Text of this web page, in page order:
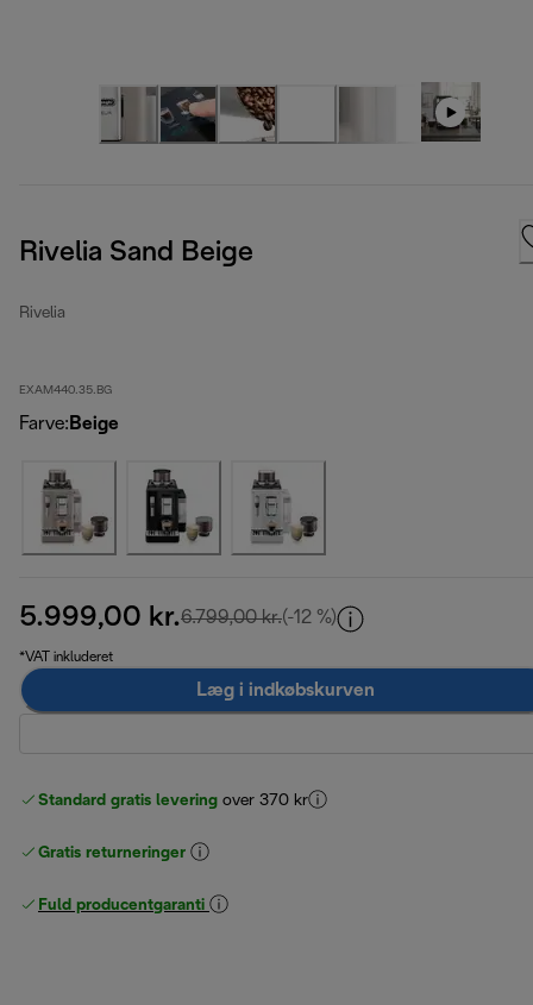
Rivelia Sand Beige
Rivelia
EXAM440.35.BG
Farve: Beige
5.999,00 kr.6.799,00 kr.oprindelig pris 6.799,00 kr.
(-12 %)
*VAT inkluderet
Læg i indkøbskurven
Standard gratis levering over 370 kr
Gratis returneringer
Fuld producentgaranti